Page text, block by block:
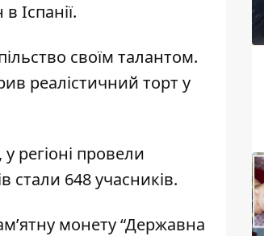
Іспанії.
своїм талантом.
реалістичний торт у
регіоні провели
стали 648 учасників.
монету “Державна